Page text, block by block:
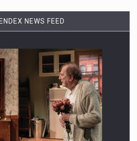
NEWS FEED